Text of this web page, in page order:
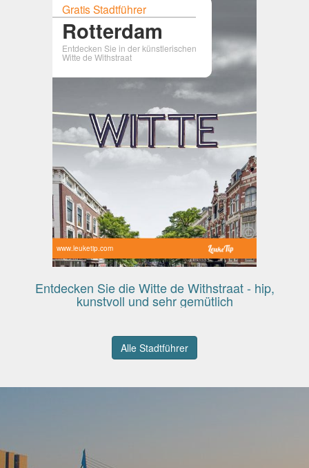
Gratis Stadtführer
Rotterdam
Entdecken Sie in der künstlerischen
Witte de Withstraat
www.leuketip.com
Entdecken Sie die Witte de Withstraat - hip,
kunstvoll und sehr gemütlich
Alle Stadtführer